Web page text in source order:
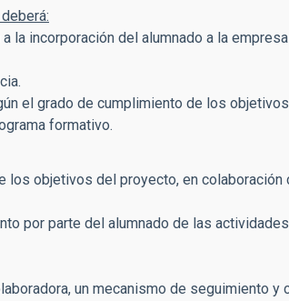
la incorporación del alumnado a la
el grado de cumplimiento de los
formativo.
los objetivos del proyecto, en
por parte del alumnado de las
un mecanismo de seguimiento